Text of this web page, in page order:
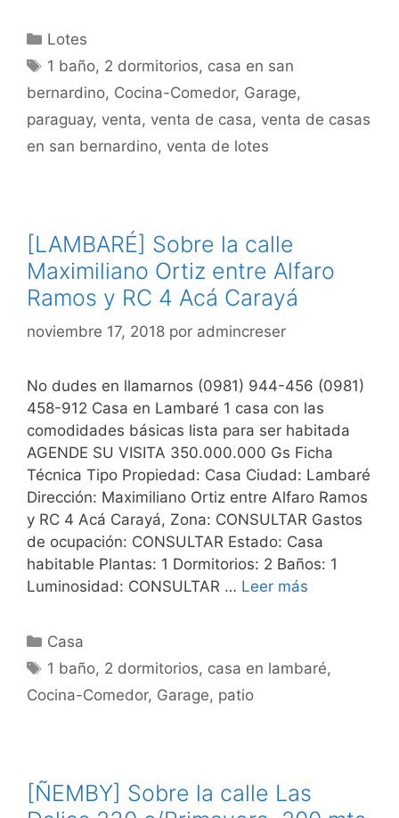
Categorías
Lotes
Etiquetas
1 baño, 2 dormitorios, casa en san
bernardino, Cocina-Comedor, Garage,
paraguay, venta, venta de casa, venta de casas
en san bernardino, venta de lotes
[LAMBARÉ] Sobre la calle
Maximiliano Ortiz entre Alfaro
Ramos y RC 4 Acá Carayá
noviembre 17, 2018 por admincreser
No dudes en llamarnos (0981) 944-456 (0981)
458-912 Casa en Lambaré 1 casa con las
comodidades básicas lista para ser habitada
AGENDE SU VISITA 350.000.000 Gs Ficha
Técnica Tipo Propiedad: Casa Ciudad: Lambaré
Dirección: Maximiliano Ortiz entre Alfaro Ramos
y RC 4 Acá Carayá, Zona: CONSULTAR Gastos
de ocupación: CONSULTAR Estado: Casa
habitable Plantas: 1 Dormitorios: 2 Baños: 1
Luminosidad: CONSULTAR … Leer más
Categorías
Casa
Etiquetas
1 baño, 2 dormitorios, casa en lambaré,
Cocina-Comedor, Garage, patio
[ÑEMBY] Sobre la calle Las